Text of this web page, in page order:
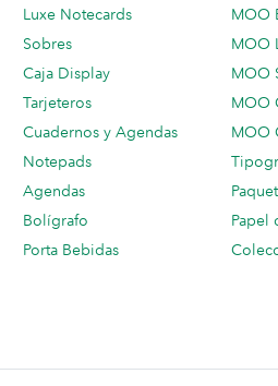
Luxe Notecards
Sobres
Caja Display
Tarjeteros
Cuadernos y Agendas
Notepads
Agendas
Bolígrafo
Porta Bebidas
MOO
MOO
MOO
MOO
MOO
Papel